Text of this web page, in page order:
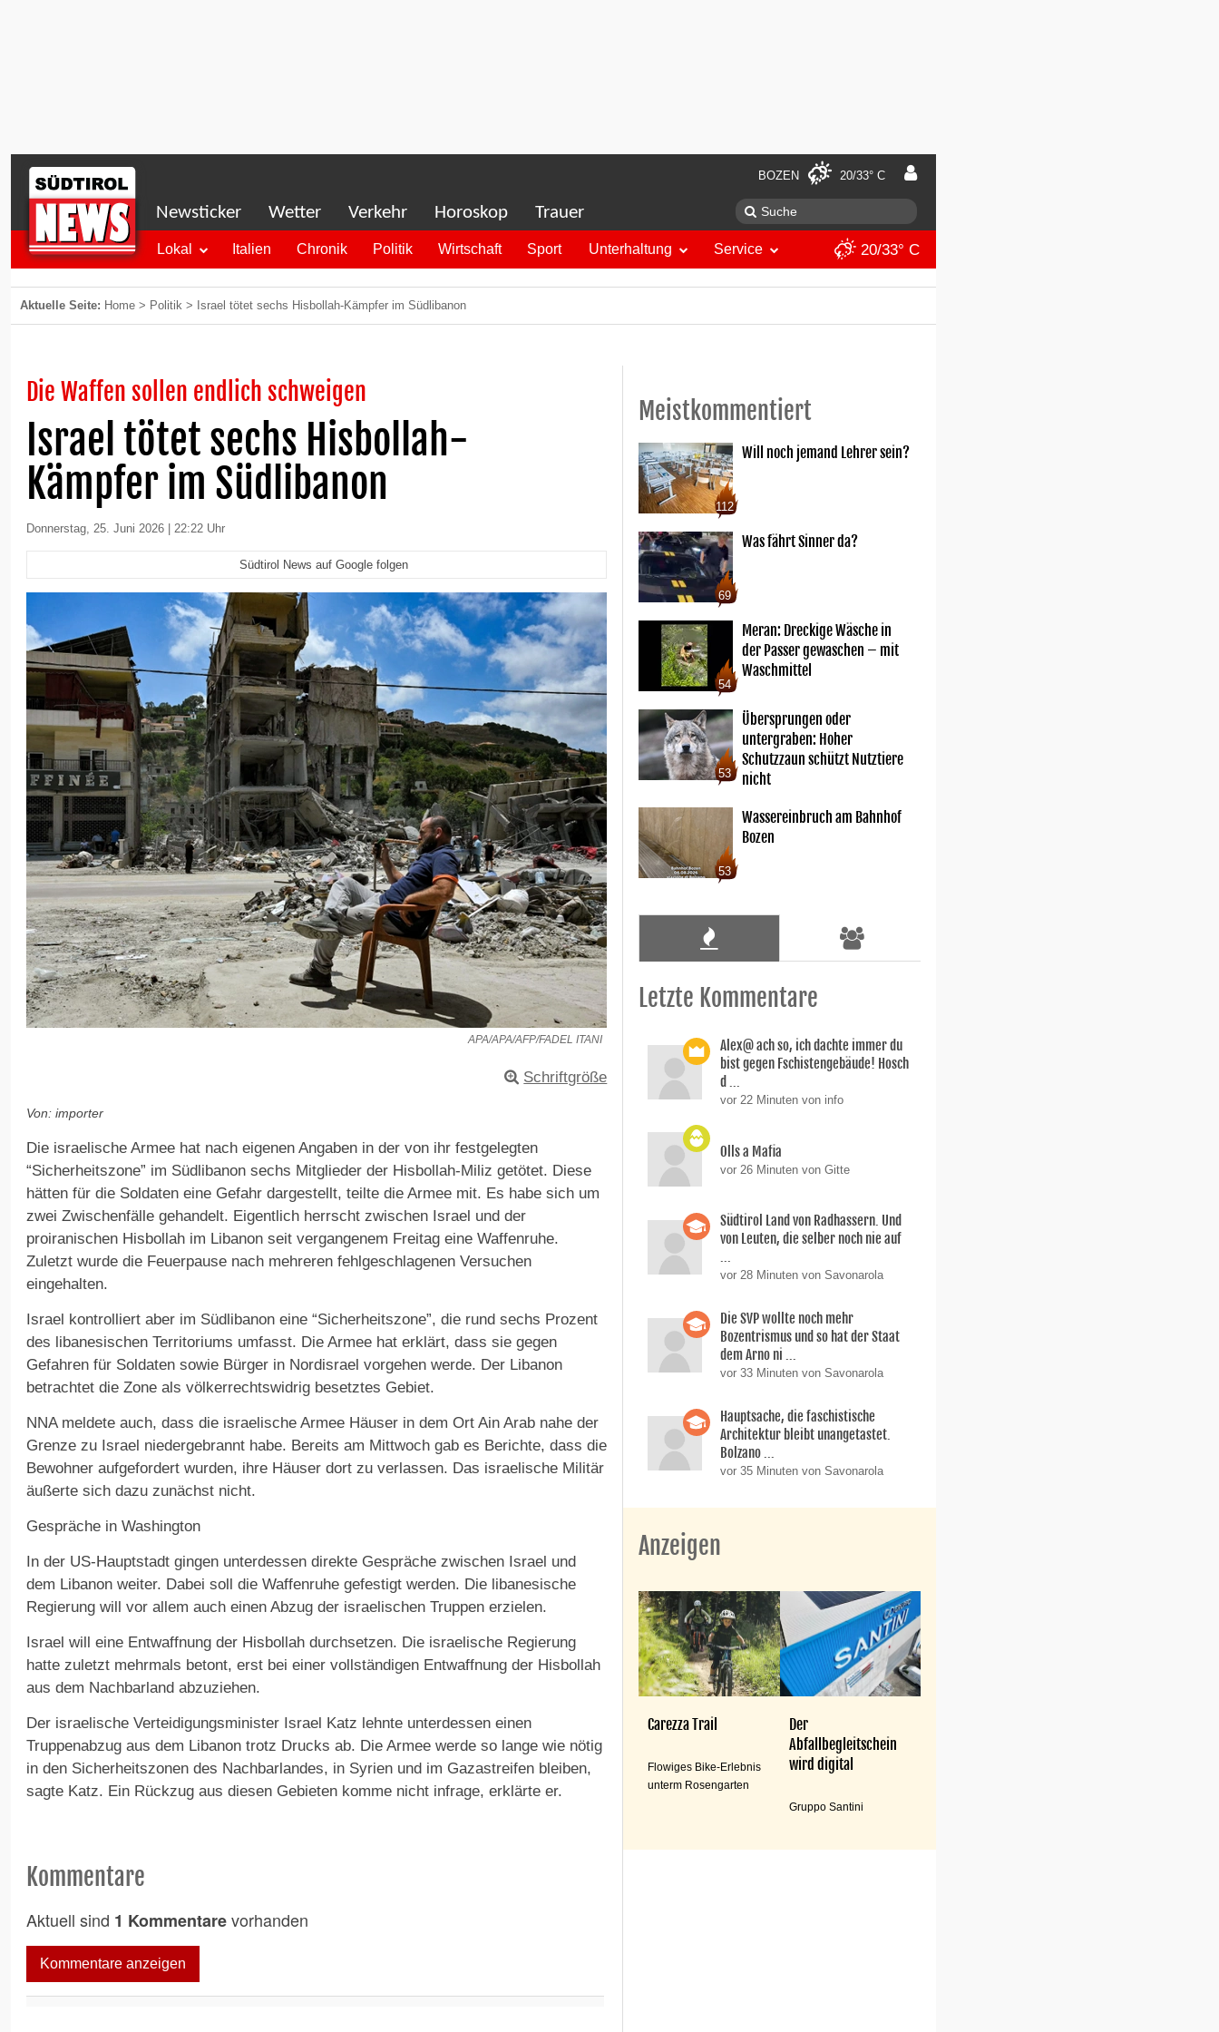
BOZEN 20/33° C
Newsticker Wetter Verkehr Horoskop Trauer
Lokal Italien Chronik Politik Wirtschaft Sport Unterhaltung Service 20/33° C
Aktuelle Seite: Home > Politik > Israel tötet sechs Hisbollah-Kämpfer im Südlibanon
Die Waffen sollen endlich schweigen
Israel tötet sechs Hisbollah-
Kämpfer im Südlibanon
Donnerstag, 25. Juni 2026 | 22:22 Uhr
Südtirol News auf Google folgen
APA/APA/AFP/FADEL ITANI
Schriftgröße
Von: importer
Die israelische Armee hat nach eigenen Angaben in der von ihr festgelegten
“Sicherheitszone” im Südlibanon sechs Mitglieder der Hisbollah-Miliz getötet. Diese
hätten für die Soldaten eine Gefahr dargestellt, teilte die Armee mit. Es habe sich um
zwei Zwischenfälle gehandelt. Eigentlich herrscht zwischen Israel und der
proiranischen Hisbollah im Libanon seit vergangenem Freitag eine Waffenruhe.
Zuletzt wurde die Feuerpause nach mehreren fehlgeschlagenen Versuchen
eingehalten.
Israel kontrolliert aber im Südlibanon eine “Sicherheitszone”, die rund sechs Prozent
des libanesischen Territoriums umfasst. Die Armee hat erklärt, dass sie gegen
Gefahren für Soldaten sowie Bürger in Nordisrael vorgehen werde. Der Libanon
betrachtet die Zone als völkerrechtswidrig besetztes Gebiet.
NNA meldete auch, dass die israelische Armee Häuser in dem Ort Ain Arab nahe der
Grenze zu Israel niedergebrannt habe. Bereits am Mittwoch gab es Berichte, dass die
Bewohner aufgefordert wurden, ihre Häuser dort zu verlassen. Das israelische Militär
äußerte sich dazu zunächst nicht.
Gespräche in Washington
In der US-Hauptstadt gingen unterdessen direkte Gespräche zwischen Israel und
dem Libanon weiter. Dabei soll die Waffenruhe gefestigt werden. Die libanesische
Regierung will vor allem auch einen Abzug der israelischen Truppen erzielen.
Israel will eine Entwaffnung der Hisbollah durchsetzen. Die israelische Regierung
hatte zuletzt mehrmals betont, erst bei einer vollständigen Entwaffnung der Hisbollah
aus dem Nachbarland abzuziehen.
Der israelische Verteidigungsminister Israel Katz lehnte unterdessen einen
Truppenabzug aus dem Libanon trotz Drucks ab. Die Armee werde so lange wie nötig
in den Sicherheitszonen des Nachbarlandes, in Syrien und im Gazastreifen bleiben,
sagte Katz. Ein Rückzug aus diesen Gebieten komme nicht infrage, erklärte er.
Kommentare
Aktuell sind 1 Kommentarevorhanden
Kommentare anzeigen
Meistkommentiert
112
Will noch jemand Lehrer sein?
69
Was fährt Sinner da?
54
Meran: Dreckige Wäsche in
der Passer gewaschen – mit
Waschmittel
53
Übersprungen oder
untergraben: Hoher
Schutzzaun schützt Nutztiere
nicht
53
Wassereinbruch am Bahnhof
Bozen
Letzte Kommentare
Alex@ ach so, ich dachte immer du
bist gegen Fschistengebäude! Hosch
d ...
vor 22 Minuten von info
Olls a Mafia
vor 26 Minuten von Gitte
Südtirol Land von Radhassern. Und
von Leuten, die selber noch nie auf
...
vor 28 Minuten von Savonarola
Die SVP wollte noch mehr
Bozentrismus und so hat der Staat
dem Arno ni ...
vor 33 Minuten von Savonarola
Hauptsache, die faschistische
Architektur bleibt unangetastet.
Bolzano ...
vor 35 Minuten von Savonarola
Anzeigen
Carezza Trail
Flowiges Bike-Erlebnis
unterm Rosengarten
Der
Abfallbegleitschein
wird digital
Gruppo Santini